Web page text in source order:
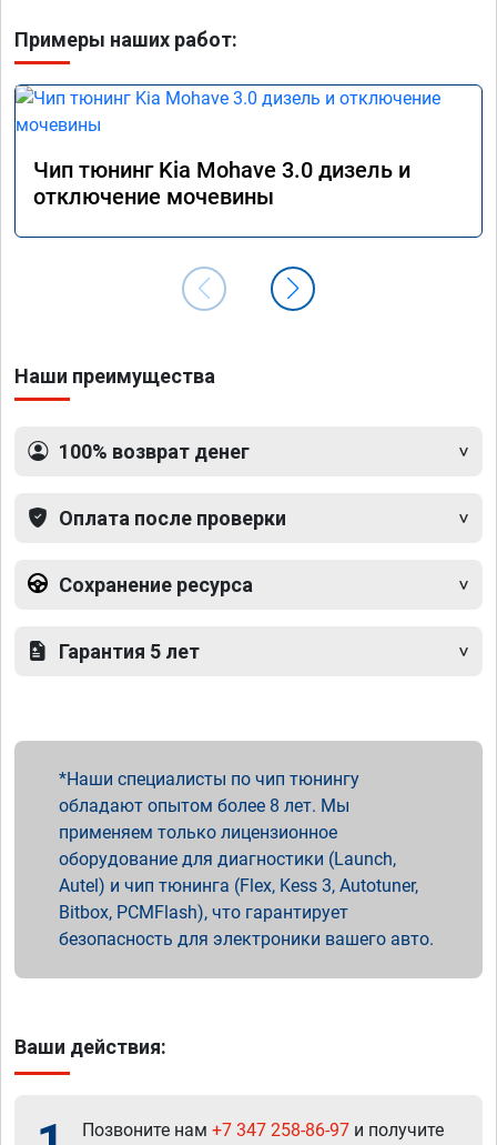
Примеры наших работ:
Чип тюнинг Kia Mohave 3.0 дизель и
отключение мочевины
Наши преимущества
100% возврат денег
Оплата после проверки
Сохранение ресурса
Гарантия 5 лет
Наши специалисты по чип тюнингу
обладают опытом более 8 лет. Мы
применяем только лицензионное
оборудование для диагностики (Launch,
Autel) и чип тюнинга (Flex, Kess 3, Autotuner,
Bitbox, PCMFlash), что гарантирует
безопасность для электроники вашего авто.
Ваши действия:
Позвоните нам +7 347 258-86-97 и получите